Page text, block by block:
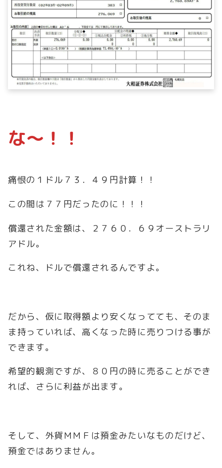
な～！！
痛恨の１ドル７３．４９円計算！！
この間は７７円だったのに！！！
償還された金額は、２７６０．６９オーストラリ
アドル。
これね、ドルで償還されるんですよ。
だから、仮に取得額より安くなってても、そのま
ま持っていれば、高くなった時に売りつける事が
できます。
希望的観測ですが、８０円の時に売ることができ
れば、さらに利益が出ます。
そして、外貨ＭＭＦは預金みたいなものだけど、
預金ではありません。